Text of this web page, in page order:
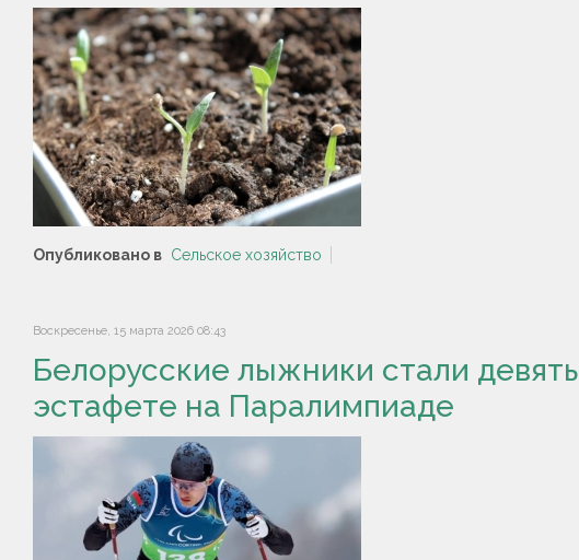
Опубликовано в Сельское хозяйство
Воскресенье, 15 марта 2026 08:43
Белорусские лыжники стали
эстафете на Паралимпиаде